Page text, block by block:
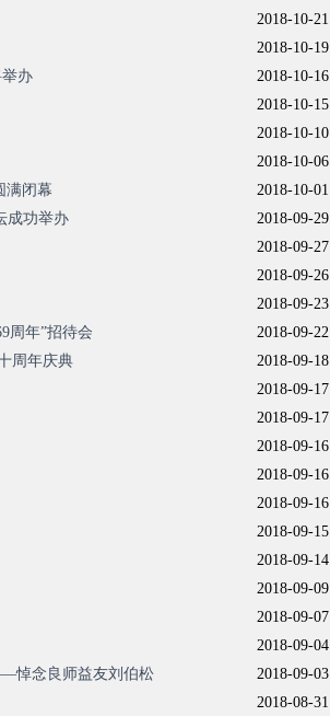
2018-10-21
2018-10-19
2018-10-16
办
2018-10-15
2018-10-10
2018-10-06
2018-10-01
满闭幕
2018-09-29
成功举办
2018-09-27
2018-09-26
2018-09-23
2018-09-22
周年”招待会
2018-09-18
周年庆典
2018-09-17
2018-09-17
2018-09-16
2018-09-16
2018-09-16
2018-09-15
2018-09-14
2018-09-09
2018-09-07
2018-09-04
2018-09-03
悼念良师益友刘伯松
2018-08-31